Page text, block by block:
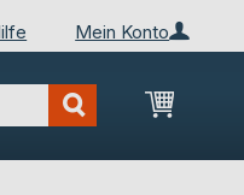
Mein Konto
Mein